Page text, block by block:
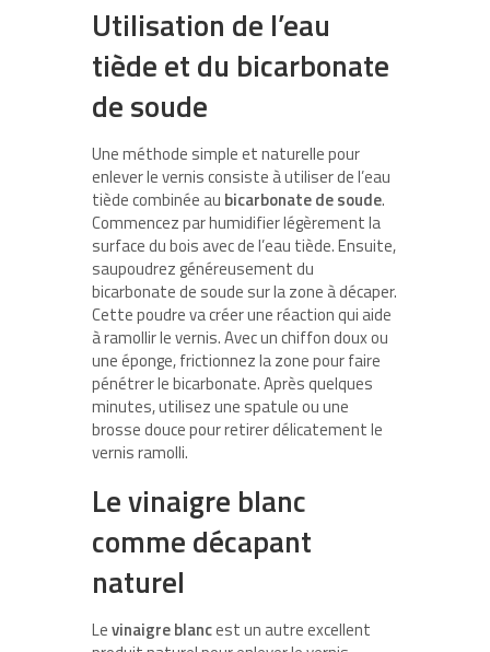
Utilisation de l’eau
tiède et du bicarbonate
de soude
Une méthode simple et naturelle pour
enlever le vernis consiste à utiliser de l’eau
tiède combinée au bicarbonate de soude.
Commencez par humidifier légèrement la
surface du bois avec de l’eau tiède. Ensuite,
saupoudrez généreusement du
bicarbonate de soude sur la zone à décaper.
Cette poudre va créer une réaction qui aide
à ramollir le vernis. Avec un chiffon doux ou
une éponge, frictionnez la zone pour faire
pénétrer le bicarbonate. Après quelques
minutes, utilisez une spatule ou une
brosse douce pour retirer délicatement le
vernis ramolli.
Le vinaigre blanc
comme décapant
naturel
Levinaigre blancest un autre excellent